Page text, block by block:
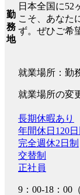
勤
務
地
日本全国に52
こそ、あなた
ず。ぜひご希
就業場所：勤
就業場所の変
長期休暇あり
年間休日120
完全週休2日制
交替制
正社員
9：00-18：00